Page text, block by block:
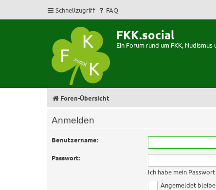
Schnellzugriff FAQ
FKK.social
Ein Forum rund um FKK, Nudismus
Foren-Übersicht
Anmelden
Benutzername:
Passwort:
Ich habe mein
Angemeldet